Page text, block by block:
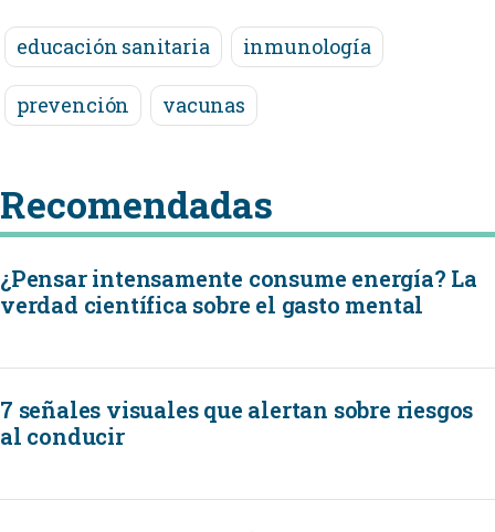
educación sanitaria inmunología
prevención vacunas
Recomendadas
¿Pensar intensamente consume energía? La
verdad científica sobre el gasto mental
7 señales visuales que alertan sobre riesgos
al conducir